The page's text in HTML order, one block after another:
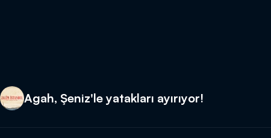
Agah, Şeniz'le yatakları ayırıyor!